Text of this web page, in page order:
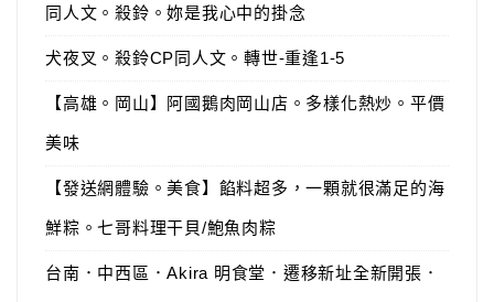
同人文。殺鈴。妳是我心中的掛念
犬夜叉。殺鈴CP同人文。轉世-重逢1-5
【高雄。岡山】阿國鵝肉岡山店。多樣化熱炒。平價
美味
【發送網體驗。美食】餡料超多，一顆就很滿足的海
鮮粽。七哥料理干貝/鮑魚肉粽
台南．中西區．Akira 明食堂．遷移新址全新開張．